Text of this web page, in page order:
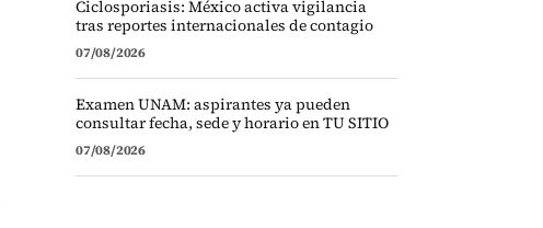
Ciclosporiasis: México activa vigilancia
tras reportes internacionales de contagio
07/08/2026
Examen UNAM: aspirantes ya pueden
consultar fecha, sede y horario en TU SITIO
07/08/2026